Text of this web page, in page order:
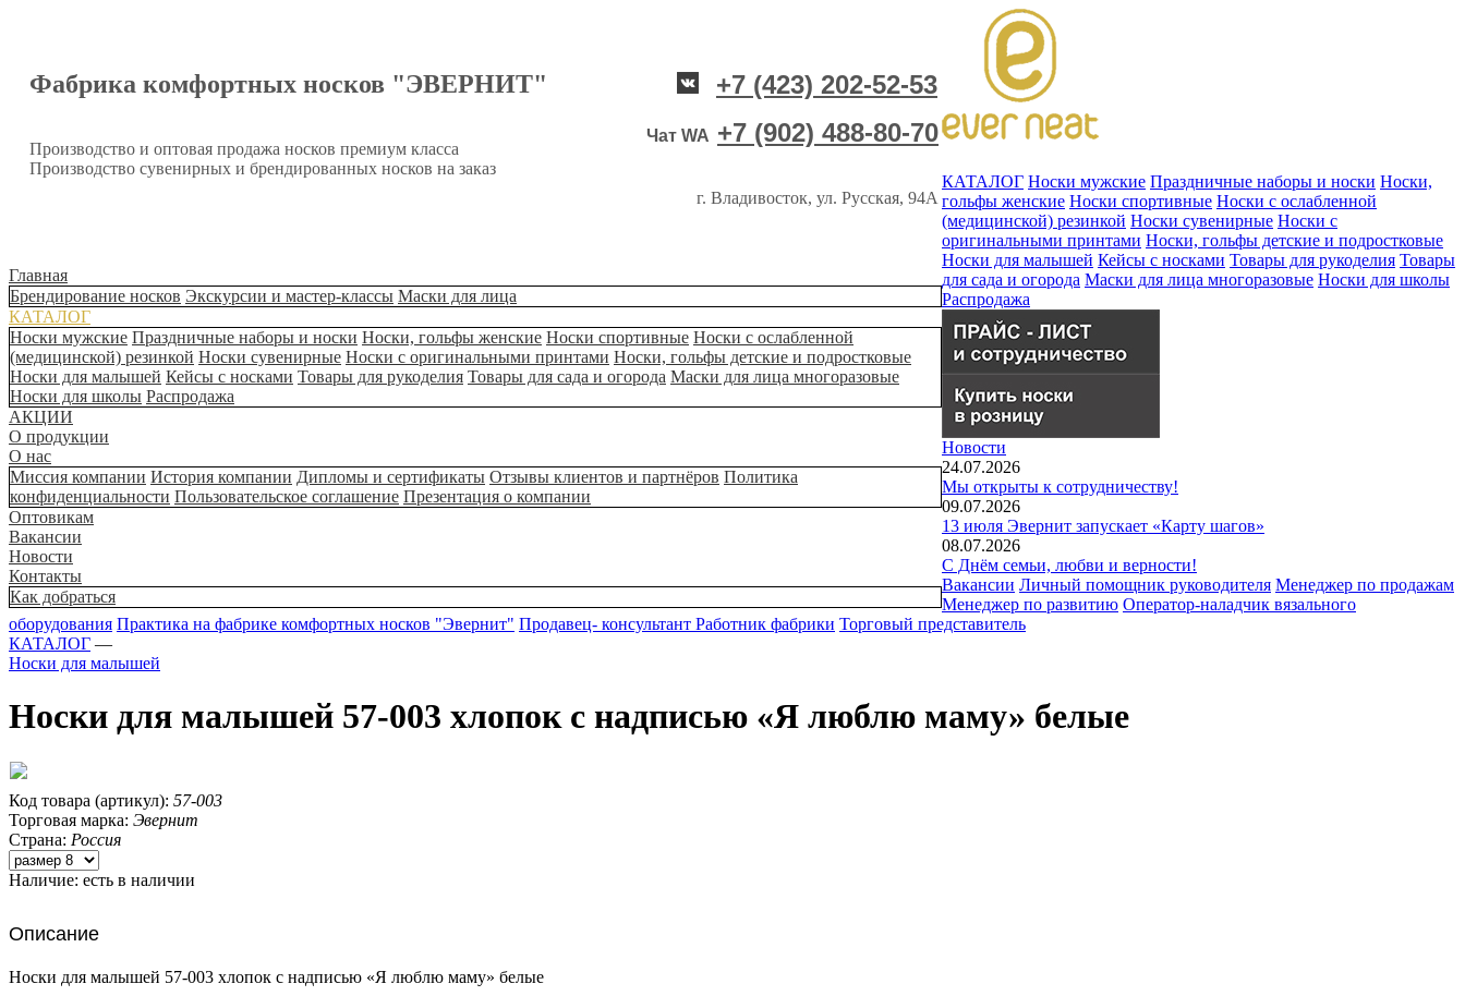
Фабрика комфортных носков "ЭВЕРНИТ"
Производство и оптовая продажа носков премиум класса
Производство сувенирных и брендированных носков на заказ
+7 (423) 202-52-53
Чат WA +7 (902) 488-80-70
г. Владивосток, ул. Русская, 94А
Главная
Брендирование носков Экскурсии и мастер-классы Маски для лица
КАТАЛОГ
Носки мужские Праздничные наборы и носки Носки, гольфы женские Носки спортивные Носки с ослабленной
(медицинской) резинкой Носки сувенирные Носки с оригинальными принтами Носки, гольфы детские и подростковые
Носки для малышей Кейсы с носками Товары для рукоделия Товары для сада и огорода Маски для лица многоразовые
Носки для школы Распродажа
АКЦИИ
О продукции
О нас
Миссия компании История компании Дипломы и сертификаты Отзывы клиентов и партнёров Политика
конфиденциальности Пользовательское соглашение Презентация о компании
Оптовикам
Вакансии
Новости
Контакты
Как добраться
КАТАЛОГ Носки мужские Праздничные наборы и носки Носки,
гольфы женские Носки спортивные Носки с ослабленной
(медицинской) резинкой Носки сувенирные Носки с
оригинальными принтами Носки, гольфы детские и подростковые
Носки для малышей Кейсы с носками Товары для рукоделия Товары
для сада и огорода Маски для лица многоразовые Носки для школы
Распродажа
Новости
24.07.2026
Мы открыты к сотрудничеству!
09.07.2026
13 июля Эвернит запускает «Карту шагов»
08.07.2026
С Днём семьи, любви и верности!
Вакансии Личный помощник руководителя Менеджер по продажам
Менеджер по развитию Оператор-наладчик вязального
оборудования Практика на фабрике комфортных носков "Эвернит" Продавец- консультант Работник фабрики Торговый представитель
КАТАЛОГ —
Носки для малышей
Носки для малышей 57-003 хлопок с надписью «Я люблю маму» белые
Код товара (артикул): 57-003
Торговая марка: Эвернит
Страна: Россия
Наличие: есть в наличии
Описание
Носки для малышей 57-003 хлопок с надписью «Я люблю маму» белые